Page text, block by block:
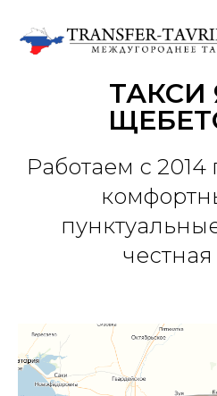
ТАКСИ
Работаем с 2014